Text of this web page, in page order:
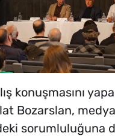
konuşmasını
Bozarslan,
sorumluluğuna